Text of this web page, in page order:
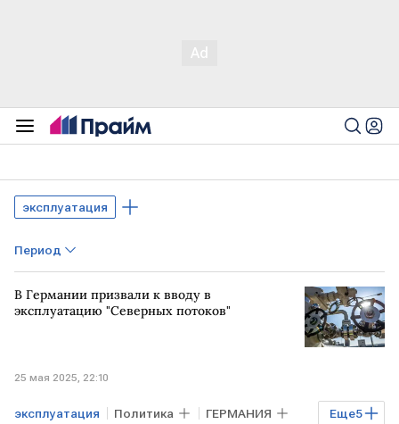
эксплуатация
Период
В Германии призвали к вводу в
эксплуатацию "Северных потоков"
25 мая 2025, 22:10
Еще5
эксплуатация Политика ГЕРМАНИЯ